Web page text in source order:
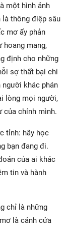
một hình ảnh
là thông điệp sâu
mơ ấy phản
hoang mang,
định cho những
sợ thất bại chi
khác phán
lòng mọi người,
của chính mình.
tỉnh: hãy học
bạn đang đi.
của ai khác
tin và hành
chỉ là những
là cánh cửa